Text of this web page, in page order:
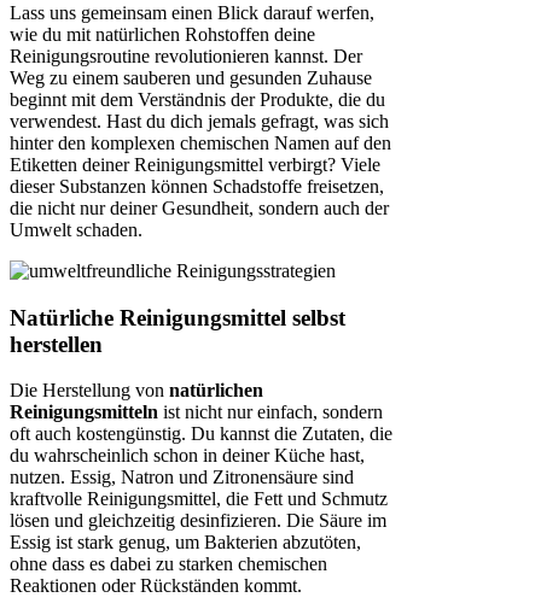
Lass uns gemeinsam einen Blick darauf werfen,
wie du mit natürlichen Rohstoffen deine
Reinigungsroutine revolutionieren kannst. Der
Weg zu einem sauberen und gesunden Zuhause
beginnt mit dem Verständnis der Produkte, die du
verwendest. Hast du dich jemals gefragt, was sich
hinter den komplexen chemischen Namen auf den
Etiketten deiner Reinigungsmittel verbirgt? Viele
dieser Substanzen können Schadstoffe freisetzen,
die nicht nur deiner Gesundheit, sondern auch der
Umwelt schaden.
Natürliche Reinigungsmittel selbst
herstellen
Die Herstellung von natürlichen
Reinigungsmitteln ist nicht nur einfach, sondern
oft auch kostengünstig. Du kannst die Zutaten, die
du wahrscheinlich schon in deiner Küche hast,
nutzen. Essig, Natron und Zitronensäure sind
kraftvolle Reinigungsmittel, die Fett und Schmutz
lösen und gleichzeitig desinfizieren. Die Säure im
Essig ist stark genug, um Bakterien abzutöten,
ohne dass es dabei zu starken chemischen
Reaktionen oder Rückständen kommt.